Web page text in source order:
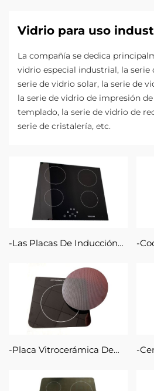
Vidrio para uso
La compañía se dedica
vidrio especial industrial, la serie
serie de vidrio solar, la serie de
la serie de vidrio de impresión
templado, la serie de vidrio de
serie de cristalería, etc.
Las Placas De Inducción
Placa De Vidrio
Vitrocerámica Negra Con
Superficie De Pulido.
Placa Vitrocerámica De
Transparente Negra De